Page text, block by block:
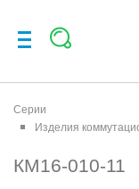
Серии
Изделия
КМ16-010-11